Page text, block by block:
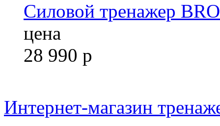
Силовой тренажер
цена
28 990 р
Интернет-магазин